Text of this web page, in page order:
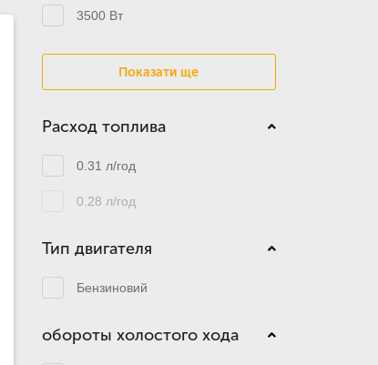
3500 Вт
Показати ще
Расход топлива
0.31 л/год
0.28 л/год
Тип двигателя
Бензиновий
обороты холостого хода